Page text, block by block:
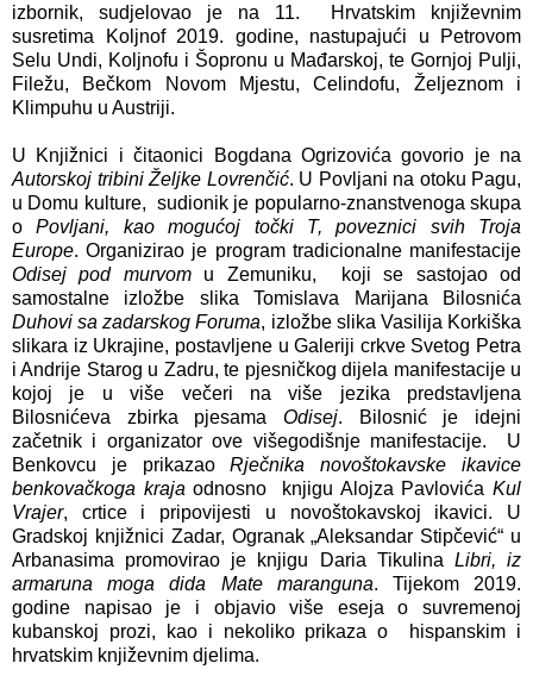
izbornik, sudjelovao je na 11. Hrvatskim književnim
susretima Koljnof 2019. godine, nastupajući u Petrovom
Selu Undi, Koljnofu i Šopronu u Mađarskoj, te Gornjoj Pulji,
Filežu, Bečkom Novom Mjestu, Celindofu, Željeznom i
Klimpuhu u Austriji.
U Knjižnici i čitaonici Bogdana Ogrizovića govorio je na
Autorskoj tribini Željke Lovrenčić. U Povljani na otoku Pagu,
u Domu kulture, sudionik je popularno-znanstvenoga skupa
oPovljani, kao mogućoj točki T, poveznici svih Troja
Europe. Organizirao je program tradicionalne manifestacije
Odisej pod murvomu Zemuniku, koji se sastojao od
samostalne izložbe slika Tomislava Marijana Bilosnića
Duhovi sa zadarskog Foruma, izložbe slika Vasilija Korkiška
slikara iz Ukrajine, postavljene u Galeriji crkve Svetog Petra
i Andrije Starog u Zadru, te pjesničkog dijela manifestacije u
kojoj je u više večeri na više jezika predstavljena
Bilosnićeva zbirka pjesama Odisej. Bilosnić je idejni
začetnik i organizator ove višegodišnje manifestacije. U
Benkovcu je prikazaoRječnika novoštokavske ikavice
benkovačkoga kraja odnosno knjigu Alojza PavlovićaKul
Vrajer, crtice i pripovijesti u novoštokavskoj ikavici. U
Gradskoj knjižnici Zadar, Ogranak „Aleksandar Stipčević“ u
Arbanasima promovirao je knjigu Daria Tikulina Libri, iz
armaruna moga dida Mate maranguna. Tijekom 2019.
godine napisao je i objavio više eseja o suvremenoj
kubanskoj prozi, kao i nekoliko prikaza o hispanskim i
hrvatskim književnim djelima.